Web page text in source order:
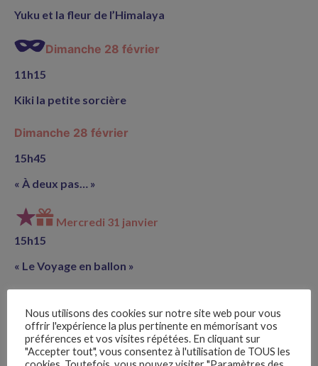
Yuku et la fleur de l’Himalaya
Dimanche 28 février
11h15
Kiki la petite sorcière
Dimanche 28 février
15h45
« À deux pas… »
Mercredi 31 janvier
15h15
« Le Voyage en ballon »
16h
« Un voyage en bonne compagnie »
Nous utilisons des cookies sur notre site web pour vous
offrir l'expérience la plus pertinente en mémorisant vos
préférences et vos visites répétées. En cliquant sur
"Accepter tout", vous consentez à l'utilisation de TOUS les